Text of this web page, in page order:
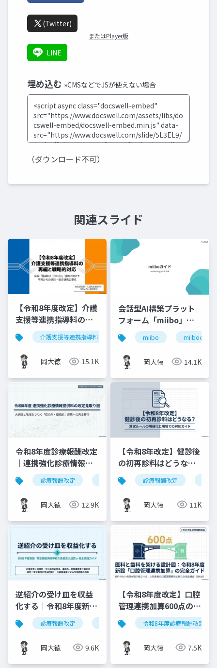
(Twitter)
またはPlayer版
LINE
埋め込む »CMSなどでJSが使えない場合
（ダウンロード不可）
関連スライド
【令和8年度改定】介護
支援等連携指導料の再
編と戦略的対応｜指導
料2（500点）の要件整
理
介護支援等連携指導料 令和8年度診療報酬改定
岡大徳 15.1K
会話型AI構築プラット
フォーム「miibo」ガ
イド
miibo
岡大徳 14.1K
令和8年度診療報酬改定
｜連携強化診療情報提
供料の見直しを図解で
解説
診療報酬改定 連携強化診療情報提供料 令和8年度
岡大徳 12.9K
【令和8年改定】健診後
の初再診料はどうな
る？算定ルールの明確
化と現場での対応ガイ
ド
診療報酬改定
岡大徳 11K
逆紹介の受け皿を収益
化する｜令和8年度新設
「特定機能病院等紹介
患者受入加算」完全実
践ガイド
診療報酬改定 特定機能病院等紹介患者受入加算
岡大徳 9.6K
【令和8年度改定】口腔
管理連携加算600点の算
定要件・施設基準まと
め
令和8年度診療報酬改定
岡大徳 7.5K